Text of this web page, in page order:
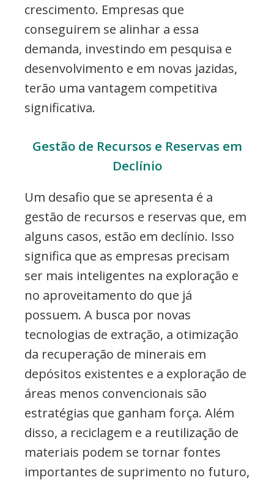
crescimento. Empresas que
conseguirem se alinhar a essa
demanda, investindo em pesquisa e
desenvolvimento e em novas jazidas,
terão uma vantagem competitiva
significativa.
Gestão de Recursos e Reservas em
Declínio
Um desafio que se apresenta é a
gestão de recursos e reservas que, em
alguns casos, estão em declínio. Isso
significa que as empresas precisam
ser mais inteligentes na exploração e
no aproveitamento do que já
possuem. A busca por novas
tecnologias de extração, a otimização
da recuperação de minerais em
depósitos existentes e a exploração de
áreas menos convencionais são
estratégias que ganham força. Além
disso, a reciclagem e a reutilização de
materiais podem se tornar fontes
importantes de suprimento no futuro,